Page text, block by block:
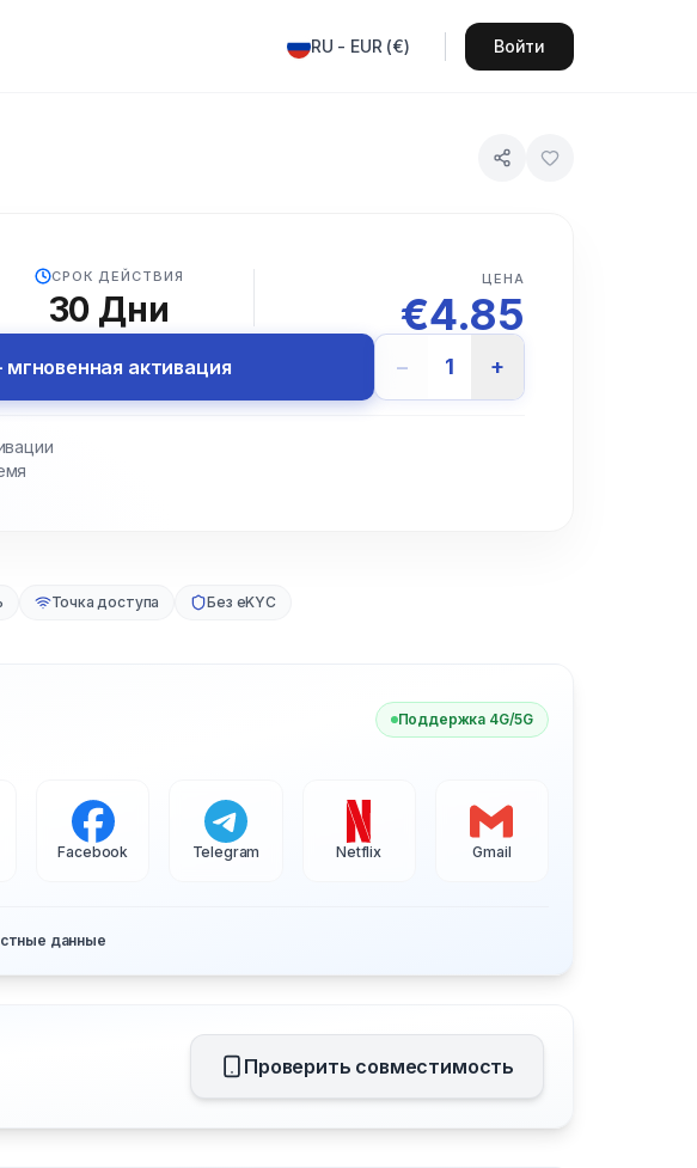
RU - EUR (€) Войти
СРОК ДЕЙСТВИЯ
30 Дни
ЦЕНА
€4.85
активация − 1 +
Точка доступа Без eKYC
Поддержка 4G/5G
Facebook Telegram Netflix Gmail
данные
Проверить совместимость